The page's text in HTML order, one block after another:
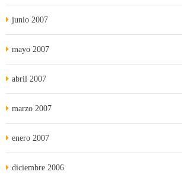
junio 2007
mayo 2007
abril 2007
marzo 2007
enero 2007
diciembre 2006